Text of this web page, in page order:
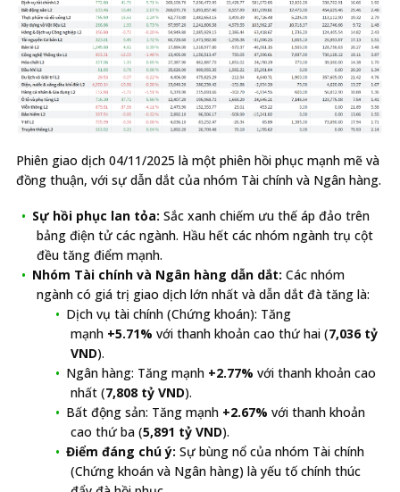
Phiên giao dịch 04/11/2025 là một phiên hồi phục mạnh mẽ và
đồng thuận, với sự dẫn dắt của nhóm Tài chính và Ngân hàng.
Sự hồi phục lan tỏa: Sắc xanh chiếm ưu thế áp đảo trên
bảng điện tử các ngành. Hầu hết các nhóm ngành trụ cột
đều tăng điểm mạnh.
Nhóm Tài chính và Ngân hàng dẫn dắt: Các nhóm
ngành có giá trị giao dịch lớn nhất và dẫn dắt đà tăng là:
Dịch vụ tài chính (Chứng khoán): Tăng
mạnh +5.71% với thanh khoản cao thứ hai (7,036 tỷ
VND).
Ngân hàng: Tăng mạnh +2.77% với thanh khoản cao
nhất (7,808 tỷ VND).
Bất động sản: Tăng mạnh +2.67% với thanh khoản
cao thứ ba (5,891 tỷ VND).
Điểm đáng chú ý: Sự bùng nổ của nhóm Tài chính
(Chứng khoán và Ngân hàng) là yếu tố chính thúc